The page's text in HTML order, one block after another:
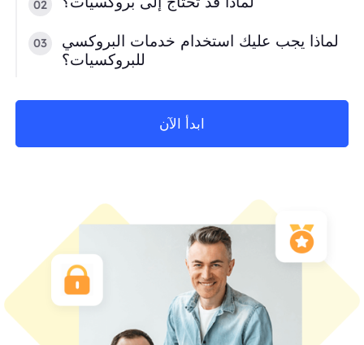
02
03
لماذا يجب عليك استخدام خدمات البروكسي
للبروكسيات؟
ابدأ الآن